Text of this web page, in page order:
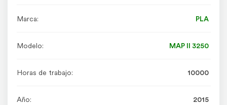
Marca: PLA
Modelo: MAP II 3250
Horas de trabajo: 10000
Año: 2015